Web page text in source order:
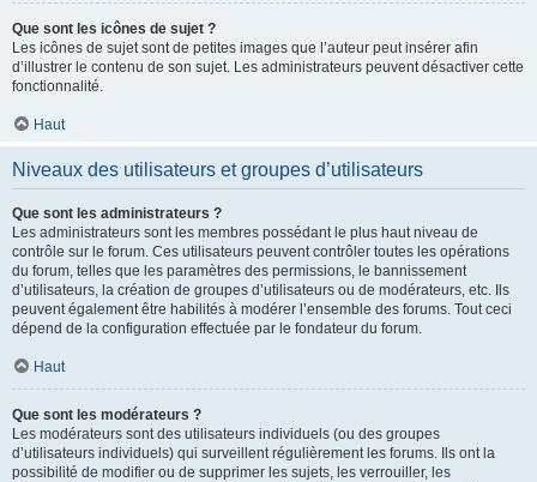
Que sont les icônes de sujet ?
Les icônes de sujet sont de petites images que l’auteur peut insérer afin
d’illustrer le contenu de son sujet. Les administrateurs peuvent désactiver cette
fonctionnalité.
Haut
Niveaux des utilisateurs et groupes d’utilisateurs
Que sont les administrateurs ?
Les administrateurs sont les membres possédant le plus haut niveau de
contrôle sur le forum. Ces utilisateurs peuvent contrôler toutes les opérations
du forum, telles que les paramètres des permissions, le bannissement
d’utilisateurs, la création de groupes d’utilisateurs ou de modérateurs, etc. Ils
peuvent également être habilités à modérer l’ensemble des forums. Tout ceci
dépend de la configuration effectuée par le fondateur du forum.
Haut
Que sont les modérateurs ?
Les modérateurs sont des utilisateurs individuels (ou des groupes
d’utilisateurs individuels) qui surveillent régulièrement les forums. Ils ont la
possibilité de modifier ou de supprimer les sujets, les verrouiller, les